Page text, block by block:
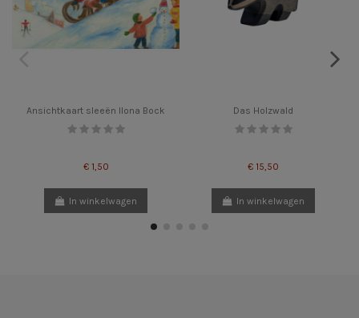
Ansichtkaart sleeën Ilona Bock
€ 1,50
In winkelwagen
Das Holzwald
€ 15,50
In winkelwagen